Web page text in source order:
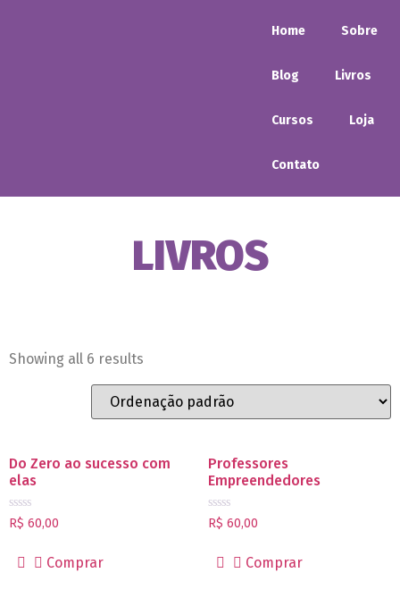
Home Sobre
Blog Livros
Cursos Loja
Contato
LIVROS
Showing all 6 results
Do Zero ao sucesso com
elas
Avaliação
0
R$ 60,00
Comprar
Professores
Empreendedores
Avaliação
0
R$ 60,00
Comprar